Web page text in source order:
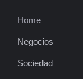
Home
Negocios
Sociedad